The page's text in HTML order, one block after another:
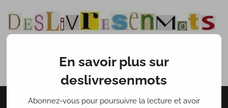
contenu
deslivresenmots
Menu
En savoir plus sur
deslivresenmots
Abonnez-vous pour poursuivre la lecture et avoir